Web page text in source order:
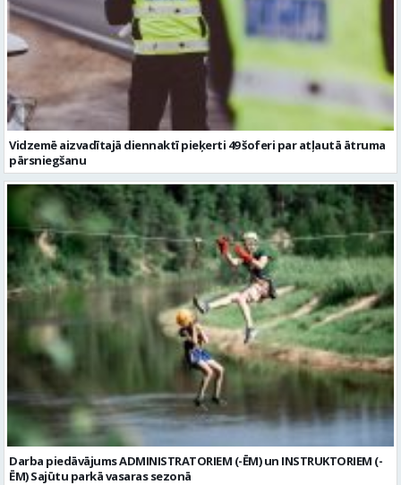
Vidzemē aizvadītajā diennaktī pieķerti 49 šoferi par atļautā ātruma
pārsniegšanu
Darba piedāvājums ADMINISTRATORIEM (-ĒM) un INSTRUKTORIEM (-
ĒM) Sajūtu parkā vasaras sezonā